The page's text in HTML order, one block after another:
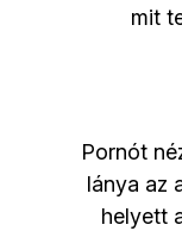
mit
Pornót
lánya az
helyett